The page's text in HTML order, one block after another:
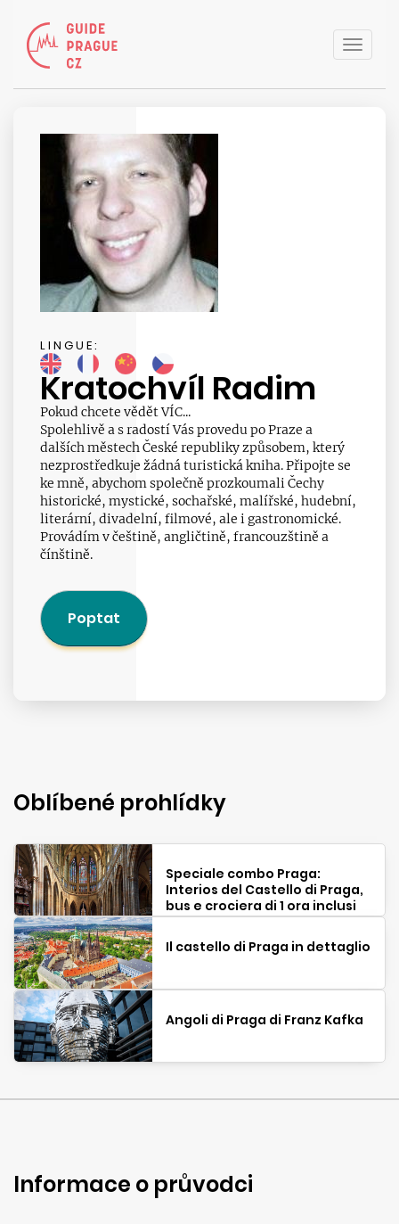
Toggle
LINGUE:
Kratochvíl Radim
Pokud chcete vědět VÍC...
Spolehlivě a s radostí Vás provedu po Praze a
dalších městech České republiky způsobem, který
nezprostředkuje žádná turistická kniha. Připojte se
ke mně, abychom společně prozkoumali Čechy
historické, mystické, sochařské, malířské, hudební,
literární, divadelní, filmové, ale i gastronomické.
Provádím v češtině, angličtině, francouzštině a
čínštině.
Poptat
Oblíbené prohlídky
Speciale combo Praga:
Interios del Castello di Praga,
bus e crociera di 1 ora inclusi
Il castello di Praga in dettaglio
Angoli di Praga di Franz Kafka
Informace o průvodci